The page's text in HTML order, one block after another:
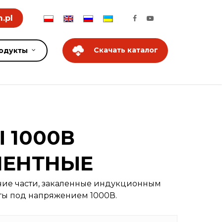
Скачать каталог
части, закаленные индукционным
под напряжением 1000В.